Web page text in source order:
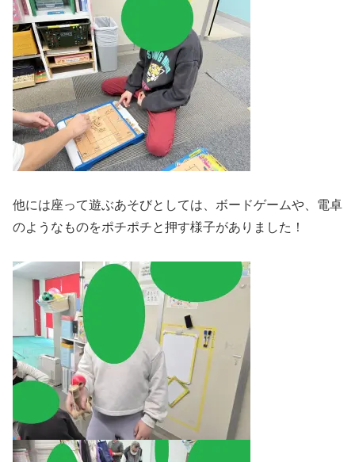
他には座って遊ぶあそびとしては、ボードゲームや、電卓
のようなものをポチポチと押す様子がありました！